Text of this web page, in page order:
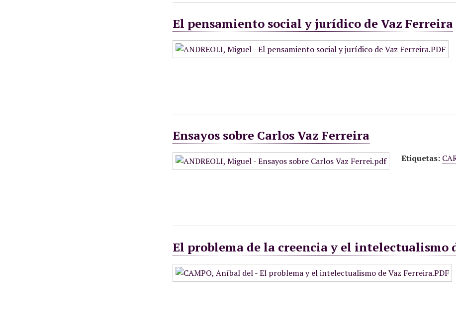
El pensamiento social y jurídico de Vaz Ferreira
Ensayos sobre Carlos Vaz Ferreira
Etiquetas:
El problema de la creencia y el intelectualismo